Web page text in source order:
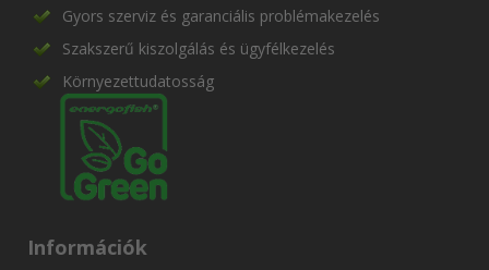
Gyors szerviz és garanciális problémakezelés
Szakszerű kiszolgálás és ügyfélkezelés
Környezettudatosság
Információk